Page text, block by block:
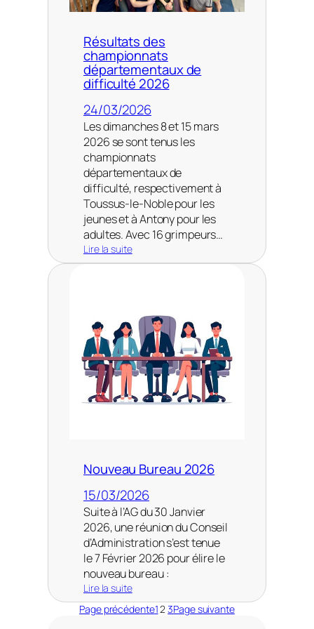
d
d
u
s
t
a
g
e
à
T
o
u
o
n
Résultats des
championnats
départementaux de
difficulté 2026
24/03/2026
Les dimanches 8 et 15 mars
2026 se sont tenus les
championnats
départementaux de
difficulté, respectivement à
Toussus-le-Noble pour les
jeunes et à Antony pour les
adultes. Avec 16 grimpeurs…
Lire la suite
:
l
t
a
t
s
d
e
m
p
i
o
n
n
a
t
s
d
é
Nouveau Bureau 2026
15/03/2026
Suite à l’AG du 30 Janvier
2026, une réunion du Conseil
d’Administration s’est tenue
le 7 Février 2026 pour élire le
nouveau bureau :
Lire la suite
:
N
Page précédente123Page suivante